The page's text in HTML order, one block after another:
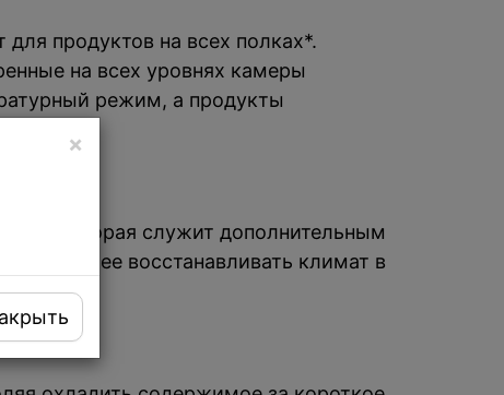
×
продуктов на всех полках*.
на всех уровнях камеры
режим, а продукты
которая служит дополнительным
быстрее восстанавливать климат в